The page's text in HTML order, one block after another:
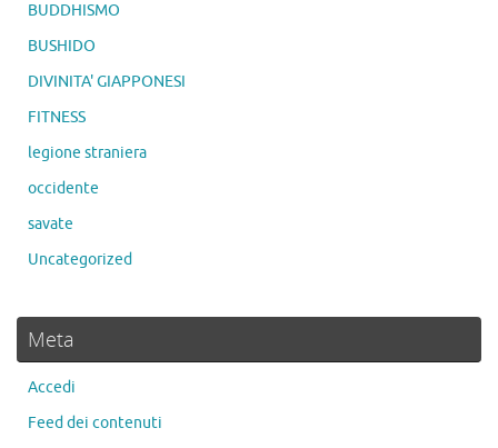
BUDDHISMO
BUSHIDO
DIVINITA' GIAPPONESI
FITNESS
legione straniera
occidente
savate
Uncategorized
Meta
Accedi
Feed dei contenuti